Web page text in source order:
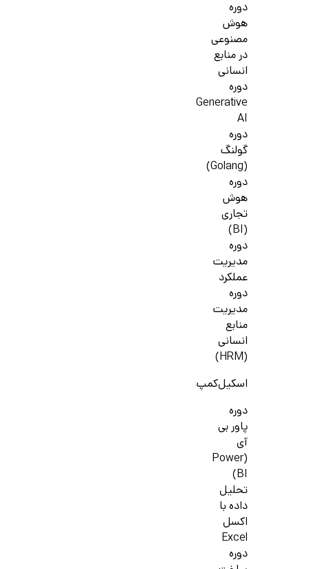
دوره
هوش
مصنوعی
در منابع
انسانی
دوره
Generative
AI
دوره
گولنگ
(Golang)
دوره
هوش
تجاری
(BI)
دوره
مدیریت
عملکرد
دوره
مدیریت
منابع
انسانی
(HRM)
اسکیل‌کمپ
دوره
پاور بی
آی
(Power
BI)
تحلیل
داده با
اکسل
Excel
دوره